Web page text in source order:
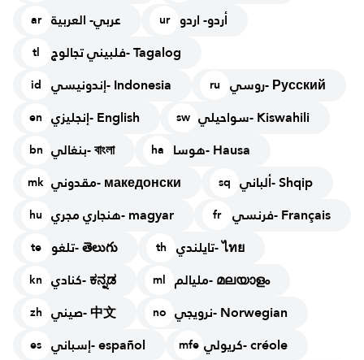
ar عربي- العربية ur أردو- اردو
tl فلبيني تجالوج- Tagalog
id إندونيسي- Indonesia ru روسي- Русский
en إنجليزي- English sw سواحيلي- Kiswahili
bn بنغالي- বাংলা ha هوسا- Hausa
mk مقدوني- македонски sq ألباني- Shqip
hu هنجاري مجري- magyar fr فرنسي- Français
te تلغو- తెలుగు th تايلندي- ไทย
kn كنادي- ಕನ್ನಡ ml مليالم- മലയാളം
zh صيني- 中文 no نرويجي- Norwegian
es إسباني- español mfe كريولي- créole